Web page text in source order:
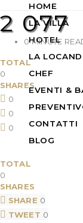
HOME
LA VILLA
HOTEL
LA
CHEF
EVENTI &
CONTATTI
BLOG
2 077
0 MINUTE
TOTAL
0
SHARES
0
0
0
TOTAL
0
SHARES
SHARE 0
TWEET 0